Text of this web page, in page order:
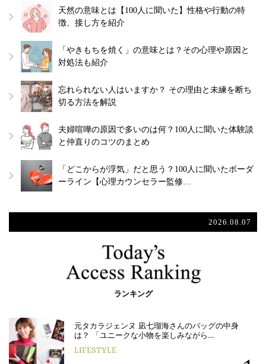
天然の意味とは【100人に聞いた】性格や行動の特
徴、接し方を紹介
「やきもちを焼く」の意味とは？その心理や原因と
対処法も紹介
忘れられない人はいますか？ その理由と未練を断ち
切る方法を解説
夫婦喧嘩の原因で多いのは何？100人に聞いた体験談
と仲直りのコツのまとめ
「どこからが浮気」だと思う？100人に聞いたボーダ
ーライン【心理カウンセラー監修…
2026.08.07
ランキング
元タカラジェンヌ 凪七瑠海さんのバッグの中身
は？ 「ユニークな小物を楽しみながら…
LIFESTYLE